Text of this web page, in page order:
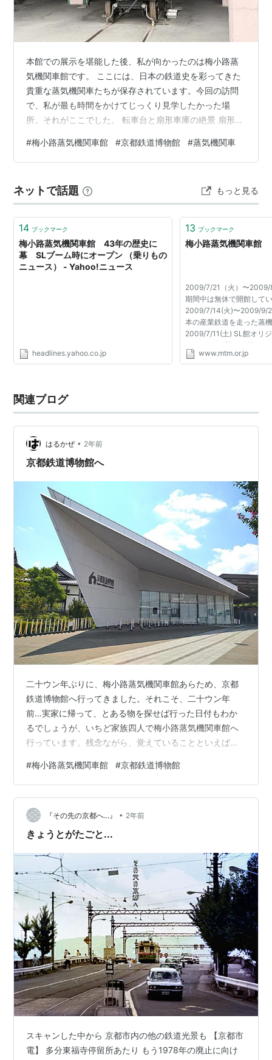
分。
主な展示車輌(動態保存機は○マーク付き)
国鉄8620形蒸気機関車(8630)○
国鉄9600形蒸気機関車(9633)
国鉄B20形蒸気機関車(B20-10)○
国鉄C11形蒸気機関車
(C11-64)
国鉄C53形蒸気機関車(C53-45)○
国鉄C56形蒸気機関車
国鉄C57形蒸気機関車(C57-1)○
国鉄C58形蒸気機関車(C58-1)○
国鉄C59形蒸気機関車(C59-164)
国鉄C61形蒸気機関車(C61-2)○
国鉄C62形蒸気機関車
(C62-1,C62-2○)
(D51-1、D51-200○)
*1:2号機は通称スワローエンゼル
本館での展示を堪能した後、私が向かったのは梅小路蒸
気機関車館です。 ここには、日本の鉄道史を彩ってきた
貴重な蒸気機関車たちが保存されています。今回の訪問
で、私が最も時間をかけてじっくり見学したかった場
所。それがここでした。 転車台と扇形車庫の絶景 扇形車
央には転車台。そこから放射状に広がる線路。そして、
その先には扇形の車庫が並んでいます。車庫の中には、
す。 この光景を目の当たりにすると、「これぞ蒸気機関
車の聖地だ」と感じます。 曇り空の下、遠くには京都の
山々が見えています。秋の緑がまだ残る景色と…
#梅小路蒸気機関車館 #京都鉄道博物館 #蒸気機関車
ネットで話題 もっと見る
14 ブックマーク
梅小路蒸気機関車館 43年の歴史に
幕 SLブーム時にオープン （乗りもの
ニュース） - Yahoo!ニュース
headlines.yahoo.co.jp
13 ブックマーク
梅小路蒸気機関車館
2009/7/21（火）〜2009/
期間中は無休で開館して
2009/7/14(火)〜2009/9/
本の産業鉄道を走った蒸
2009/7/11(土) SL館オリ
GETしよう! 詳しい日程
ご覧ください 夏休みイベ
www.mtm.or.jp
関連ブログ
はるかぜ • 2年前
京都鉄道博物館へ
二十ウン年ぶりに、梅小路蒸気機関車館あらため、京都
鉄道博物館へ行ってきました。それこそ、二十ウン年
前…実家に帰って、とある物を探せば行った日付もわか
るでしょうが、いちど家族四人で梅小路蒸気機関車館へ
行っています。残念ながら、覚えていることといえば、
だこと、記念メダル販売機で、私はメダルと隣の刻印機
で日付と名前を打刻（これが「とある物」）、妹はメダ
ルに打刻する代わりにキーホルダーを付けてもらったこ
と（これだと失くさない、エラい）、白バイのお兄さん
にチェキで記念撮影してもらったこと。このくらいでし
て…
#梅小路蒸気機関車館 #京都鉄道博物館
『その先の京都へ...』 • 2年前
きょうとがたごと...
スキャンした中から 京都市内の他の鉄道光景も 【京都市
電】 多分東福寺停留所あたり もう1978年の廃止に向け